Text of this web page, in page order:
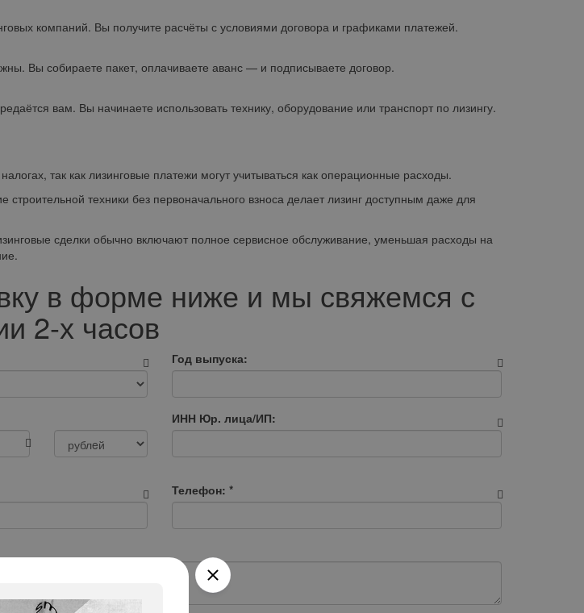
компаний. Вы получите расчёты с условиями договора и графиками платежей.
Вы собираете пакет, оплачиваете аванс — и подписываете договор.
вам. Вы начинаете использовать технику, оборудование или транспорт по лизингу.
так как лизинговые платежи могут учитываться как операционные расходы.
техники без первоначального взноса делает лизинг доступным даже для
сделки обычно включают полное сервисное обслуживание, уменьшая расходы на
в форме ниже и мы свяжемся с
2-х часов
Год выпуска:
ИНН Юр. лица/ИП:
Телефон:*